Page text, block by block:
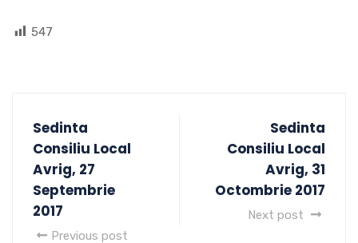
547
Sedinta
Consiliu Local
Avrig, 27
Septembrie
2017
Previous post
Sedinta
Consiliu Local
Avrig, 31
Octombrie 2017
Next post